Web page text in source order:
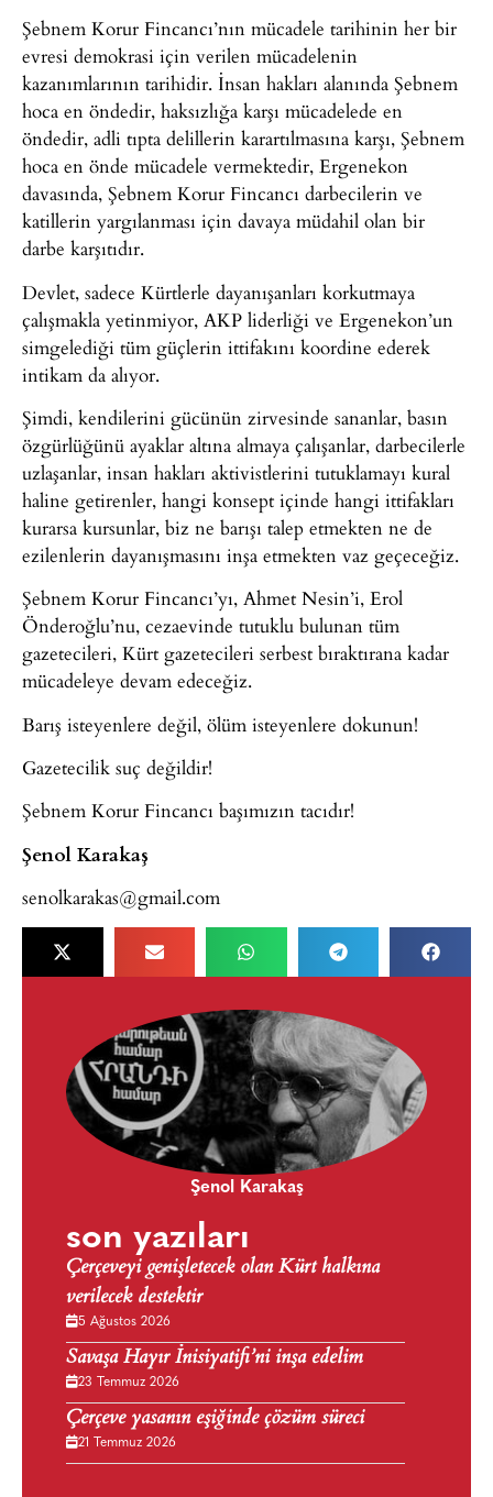
Şebnem Korur Fincancı’nın mücadele tarihinin her bir
evresi demokrasi için verilen mücadelenin
kazanımlarının tarihidir. İnsan hakları alanında Şebnem
hoca en öndedir, haksızlığa karşı mücadelede en
öndedir, adli tıpta delillerin karartılmasına karşı, Şebnem
hoca en önde mücadele vermektedir, Ergenekon
davasında, Şebnem Korur Fincancı darbecilerin ve
katillerin yargılanması için davaya müdahil olan bir
darbe karşıtıdır.
Devlet, sadece Kürtlerle dayanışanları korkutmaya
çalışmakla yetinmiyor, AKP liderliği ve Ergenekon’un
simgelediği tüm güçlerin ittifakını koordine ederek
intikam da alıyor.
Şimdi, kendilerini gücünün zirvesinde sananlar, basın
özgürlüğünü ayaklar altına almaya çalışanlar, darbecilerle
uzlaşanlar, insan hakları aktivistlerini tutuklamayı kural
haline getirenler, hangi konsept içinde hangi ittifakları
kurarsa kursunlar, biz ne barışı talep etmekten ne de
ezilenlerin dayanışmasını inşa etmekten vaz geçeceğiz.
Şebnem Korur Fincancı’yı, Ahmet Nesin’i, Erol
Önderoğlu’nu, cezaevinde tutuklu bulunan tüm
gazetecileri, Kürt gazetecileri serbest bıraktırana kadar
mücadeleye devam edeceğiz.
Barış isteyenlere değil, ölüm isteyenlere dokunun!
Gazetecilik suç değildir!
Şebnem Korur Fincancı başımızın tacıdır!
Şenol Karakaş
senolkarakas@gmail.com
Şenol Karakaş
son yazıları
Çerçeveyi genişletecek olan Kürt halkına
verilecek destektir
5 Ağustos 2026
Savaşa Hayır İnisiyatifi’ni inşa edelim
23 Temmuz 2026
Çerçeve yasanın eşiğinde çözüm süreci
21 Temmuz 2026